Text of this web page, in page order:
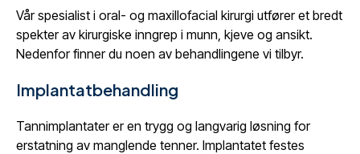
Vår spesialist i oral- og maxillofacial kirurgi utfører et bredt
spekter av kirurgiske inngrep i munn, kjeve og ansikt.
Nedenfor finner du noen av behandlingene vi tilbyr.
Implantatbehandling
Tannimplantater er en trygg og langvarig løsning for
erstatning av manglende tenner. Implantatet festes